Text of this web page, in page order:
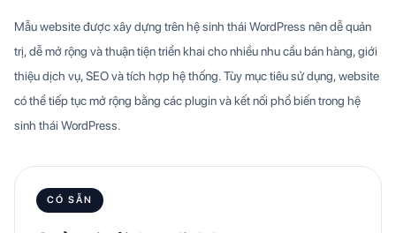
Mẫu website được xây dựng trên hệ sinh thái WordPress nên dễ quản
trị, dễ mở rộng và thuận tiện triển khai cho nhiều nhu cầu bán hàng, giới
thiệu dịch vụ, SEO và tích hợp hệ thống. Tùy mục tiêu sử dụng, website
có thể tiếp tục mở rộng bằng các plugin và kết nối phổ biến trong hệ
sinh thái WordPress.
CÓ SẴN